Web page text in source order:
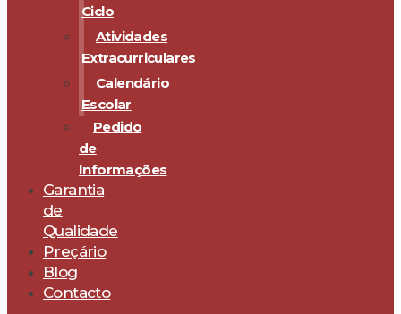
Ciclo
Atividades
Extracurriculares
Calendário
Escolar
Pedido
de
Informações
Garantia
de
Qualidade
Preçário
Blog
Contacto